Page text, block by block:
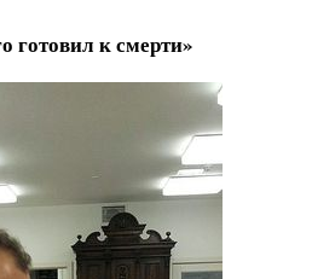
готовил к смерти»